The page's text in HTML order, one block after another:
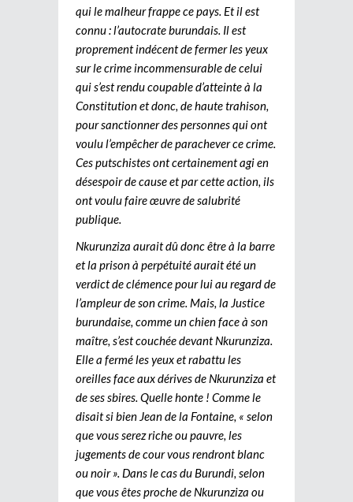
qui le malheur frappe ce pays. Et il est
connu : l’autocrate burundais. Il est
proprement indécent de fermer les yeux
sur le crime incommensurable de celui
qui s’est rendu coupable d’atteinte à la
Constitution et donc, de haute trahison,
pour sanctionner des personnes qui ont
voulu l’empêcher de parachever ce crime.
Ces putschistes ont certainement agi en
désespoir de cause et par cette action, ils
ont voulu faire œuvre de salubrité
publique.
Nkurunziza aurait dû donc être à la barre
et la prison à perpétuité aurait été un
verdict de clémence pour lui au regard de
l’ampleur de son crime. Mais, la Justice
burundaise, comme un chien face à son
maître, s’est couchée devant Nkurunziza.
Elle a fermé les yeux et rabattu les
oreilles face aux dérives de Nkurunziza et
de ses sbires. Quelle honte ! Comme le
disait si bien Jean de la Fontaine, « selon
que vous serez riche ou pauvre, les
jugements de cour vous rendront blanc
ou noir ». Dans le cas du Burundi, selon
que vous êtes proche de Nkurunziza ou